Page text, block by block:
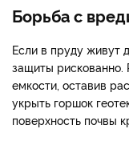
Борьба с
Если в пруду живут
защиты рискованно.
емкости, оставив
укрыть горшок
поверхность почвы